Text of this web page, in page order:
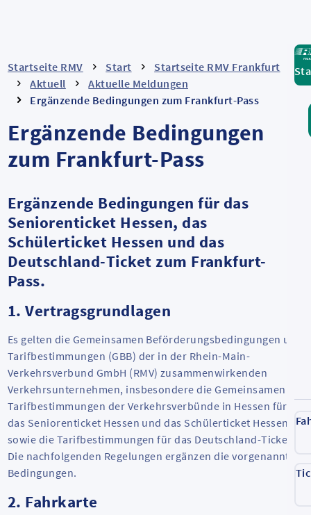
Startseite RMV Start
Startseite RMV Frankfurt
Aktuell
Aktuelle Meldungen
Ergänzende Bedingungen zum Frankfurt-Pass
Ergänzende Bedingungen
zum Frankfurt-Pass
Ergänzende Bedingungen für das
Seniorenticket Hessen, das
Schülerticket Hessen und das
Deutschland-Ticket zum Frankfurt-
Pass.
1. Vertragsgrundlagen
Es gelten die Gemeinsamen Beförderungsbedingungen und
Tarifbestimmungen (GBB) der in der Rhein-Main-
Verkehrsverbund GmbH (RMV) zusammenwirkenden
Verkehrsunternehmen, insbesondere die Gemeinsamen
Tarifbestimmungen der Verkehrsverbünde in Hessen für
das Seniorenticket Hessen und das Schülerticket Hessen
sowie die Tarifbestimmungen für das Deutschland-Ticket.
Die nachfolgenden Regelungen ergänzen die vorgenannten
Bedingungen.
2. Fahrkarte